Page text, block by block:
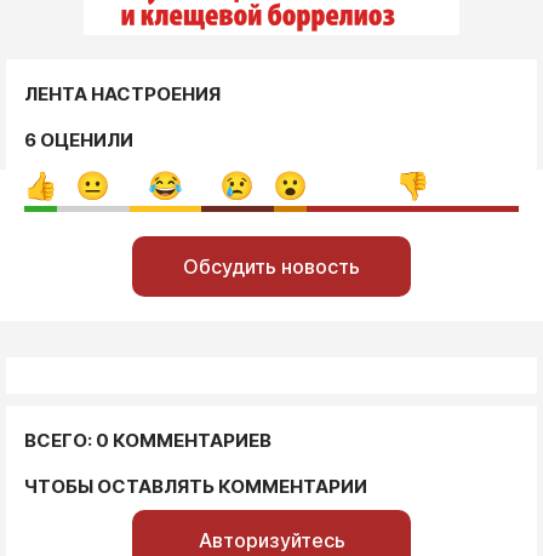
ЛЕНТА НАСТРОЕНИЯ
6 ОЦЕНИЛИ
Обсудить новость
ВСЕГО: 0 КОММЕНТАРИЕВ
ЧТОБЫ ОСТАВЛЯТЬ КОММЕНТАРИИ
Авторизуйтесь